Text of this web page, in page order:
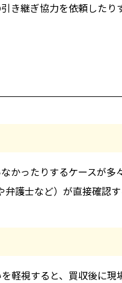
き継ぎ協力を依頼したり
かったりするケースが多
護士など）が直接確認す
軽視すると、買収後に